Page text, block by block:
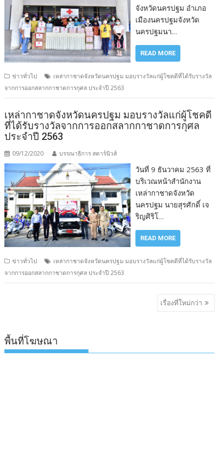
จังหวัดนครปฐม อำเภอ
เมืองนครปฐมจังหวัด
นครปฐมนา…
READ MORE
ข่าวทั่วไป
เหล่ากาชาดจังหวัดนครปฐม มอบรางวัลแก่ผู้โชคดีที่ได้รับรางวัล
จากการออกสลากกาชาดการกุศล ประจำปี 2563
เหล่ากาชาดจังหวัดนครปฐม มอบรางวัลแก่ผู้โชคดี
ที่ได้รับรางวัลจากการออกสลากกาชาดการกุศล
ประจำปี 2563
09/12/2020 บรรณาธิการ สตาร์นิวส์
วันที่ 9 ธันวาคม 2563 ที่
บริเวณหน้าสำนักงาน
เหล่ากาชาดจังหวัด
นครปฐม นายสุรศักดิ์ เจ
ริญศิริโ…
READ MORE
ข่าวทั่วไป
เหล่ากาชาดจังหวัดนครปฐม มอบรางวัลแก่ผู้โชคดีที่ได้รับรางวัล
จากการออกสลากกาชาดการกุศล ประจำปี 2563
เรื่องที่ใหม่กว่า
พื้นที่โฆษณา